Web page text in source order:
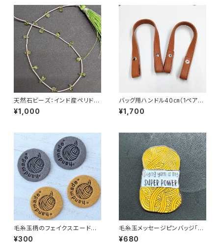
天然石ビーズ：インド産ペリドッ
ト ドロップカット 15粒
¥1,000
バッグ用ハンドル40㎝（1ペア）
スナップボタンで簡単取付
¥1,700
毛糸玉柄のフェイクスエード縫
い付けタグ4枚セット
¥300
毛糸玉メッセージピンバッジ「Bu
ying yarn is my SUPER PO
WER」
¥680